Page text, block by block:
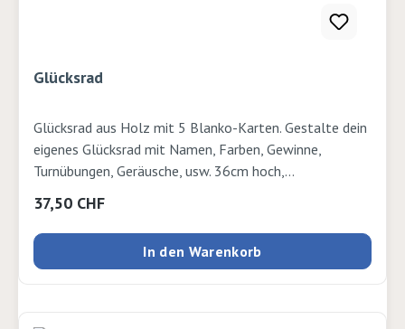
Glücksrad
Glücksrad aus Holz mit 5 Blanko-Karten. Gestalte dein
eigenes Glücksrad mit Namen, Farben, Gewinne,
Turnübungen, Geräusche, usw. 36cm hoch,
Regulärer Preis:
37,50 CHF
In den Warenkorb